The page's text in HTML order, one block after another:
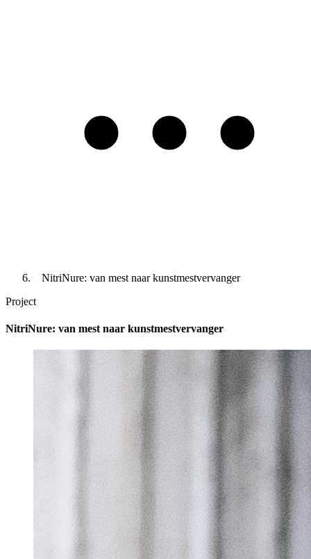
NitriNure: van mest naar kunstmestvervanger
Project
NitriNure: van mest naar kunstmestvervanger